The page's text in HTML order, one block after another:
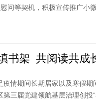
问等契机，积极宣传推广小
书架 共阅读共成
疫情期间长期居家以及寒假
三届党建领航基层治理创投